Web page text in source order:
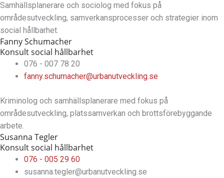
Samhällsplanerare och sociolog med fokus på
områdesutveckling, samverkansprocesser och strategier inom
social hållbarhet.
Fanny Schumacher
Konsult social hållbarhet
076 - 007 78 20
fanny.schumacher@urbanutveckling.se
Kriminolog och samhällsplanerare med fokus på
områdesutveckling, platssamverkan och brottsförebyggande
arbete.
Susanna Tegler
Konsult social hållbarhet
076 - 005 29 60
susanna.tegler@urbanutveckling.se